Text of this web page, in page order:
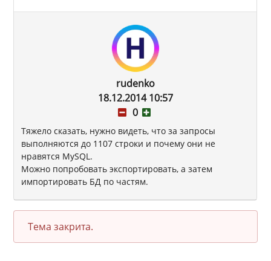
rudenko
18.12.2014 10:57
0
Тяжело сказать, нужно видеть, что за запросы
выполняются до 1107 строки и почему они не
нравятся MySQL.
Можно попробовать экспортировать, а затем
импортировать БД по частям.
Тема закрита.